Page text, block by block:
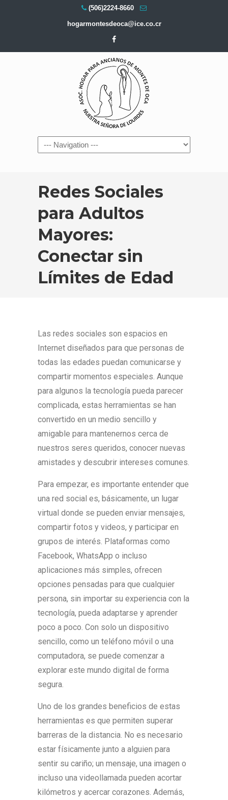
(506)2224-8660
hogarmontesdeoca@ice.co.cr
Navigation
Redes Sociales
para Adultos
Mayores:
Conectar sin
Límites de Edad
Las redes sociales son espacios en
Internet diseñados para que personas de
todas las edades puedan comunicarse y
compartir momentos especiales. Aunque
para algunos la tecnología pueda parecer
complicada, estas herramientas se han
convertido en un medio sencillo y
amigable para mantenernos cerca de
nuestros seres queridos, conocer nuevas
amistades y descubrir intereses comunes.
Para empezar, es importante entender que
una red social es, básicamente, un lugar
virtual donde se pueden enviar mensajes,
compartir fotos y videos, y participar en
grupos de interés. Plataformas como
Facebook, WhatsApp o incluso
aplicaciones más simples, ofrecen
opciones pensadas para que cualquier
persona, sin importar su experiencia con la
tecnología, pueda adaptarse y aprender
poco a poco. Con solo un dispositivo
sencillo, como un teléfono móvil o una
computadora, se puede comenzar a
explorar este mundo digital de forma
segura.
Uno de los grandes beneficios de estas
herramientas es que permiten superar
barreras de la distancia. No es necesario
estar físicamente junto a alguien para
sentir su cariño; un mensaje, una imagen o
incluso una videollamada pueden acortar
kilómetros y acercar corazones. Además,